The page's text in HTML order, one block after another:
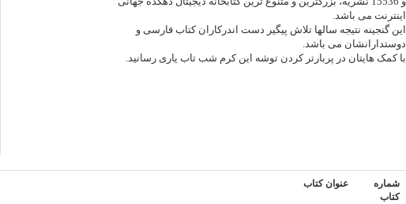
اینترنت می باشد.
این گنجینه نتیجه سالها تلاش پیگیر دست اندرکاران کتاب فارسی و
دوستدارانشان می باشد.
با کمک هایتان در پربارتر کردن توشه این کرم شب تاب یاری رسانید.
شماره
کتاب
عنوان کتاب